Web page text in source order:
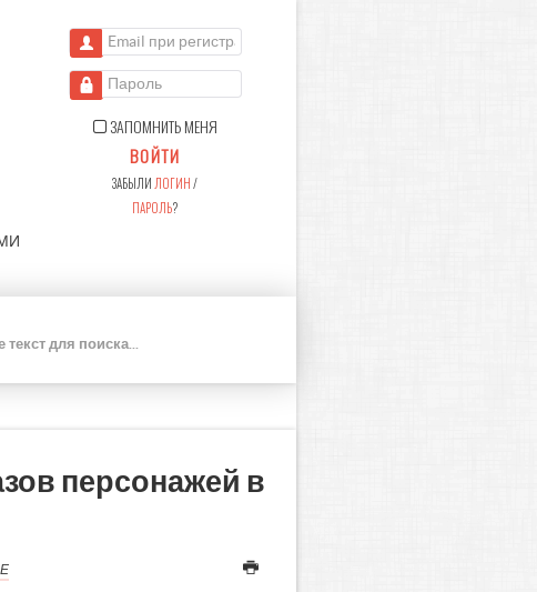
Email при регистрации
Пароль
ЗАПОМНИТЬ МЕНЯ
ВОЙТИ
ЗАБЫЛИ ЛОГИН/
ПАРОЛЬ?
К
персонажей в